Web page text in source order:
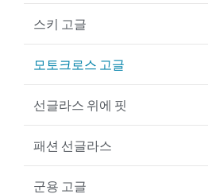
사이클링 선글라스
낚시 선글라스
야구 선글라스
골프 선글라스
스키 고글
모토크로스 고글
선글라스 위에 핏
패션 선글라스
군용 고글